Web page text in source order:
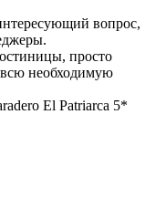
вопрос,
просто
необходимую
El Patriarca 5*